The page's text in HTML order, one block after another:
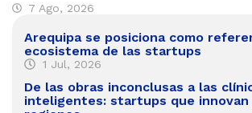
7 Ago, 2026
Arequipa se posiciona como
ecosistema de las startups
1 Jul, 2026
De las obras inconclusas a las
inteligentes: startups que innovan